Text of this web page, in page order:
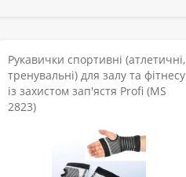
Рукавички спортивні (атлетичні,
тренувальні) для залу та фітнесу
із захистом зап'ястя Profi (MS
2823)